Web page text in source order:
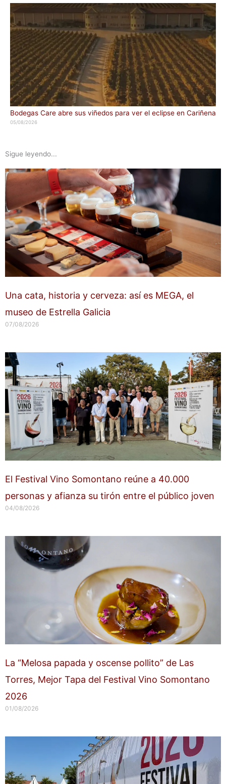
Bodegas Care abre sus viñedos para ver el eclipse en Cariñena
05/08/2026
Sigue leyendo...
Una cata, historia y cerveza: así es MEGA, el
museo de Estrella Galicia
07/08/2026
El Festival Vino Somontano reúne a 40.000
personas y afianza su tirón entre el público joven
04/08/2026
La “Melosa papada y oscense pollito” de Las
Torres, Mejor Tapa del Festival Vino Somontano
2026
01/08/2026